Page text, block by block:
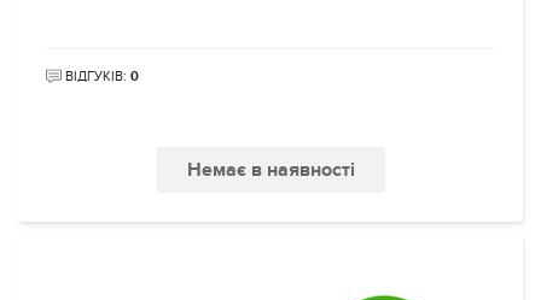
ВІДГУКІВ: 0
Немає в наявності